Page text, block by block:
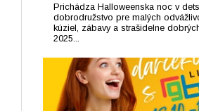
Prichádza Halloweenska noc v
dobrodružstvo pre malých
kúziel, zábavy a strašidelne
2025...